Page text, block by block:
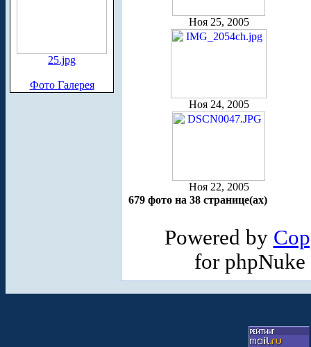
25.jpg
Фото Галерея
Ноя 25, 2005
Ноя 24, 2005
Ноя 22, 2005
679 фото на 38 странице(ах)
Powered by
for